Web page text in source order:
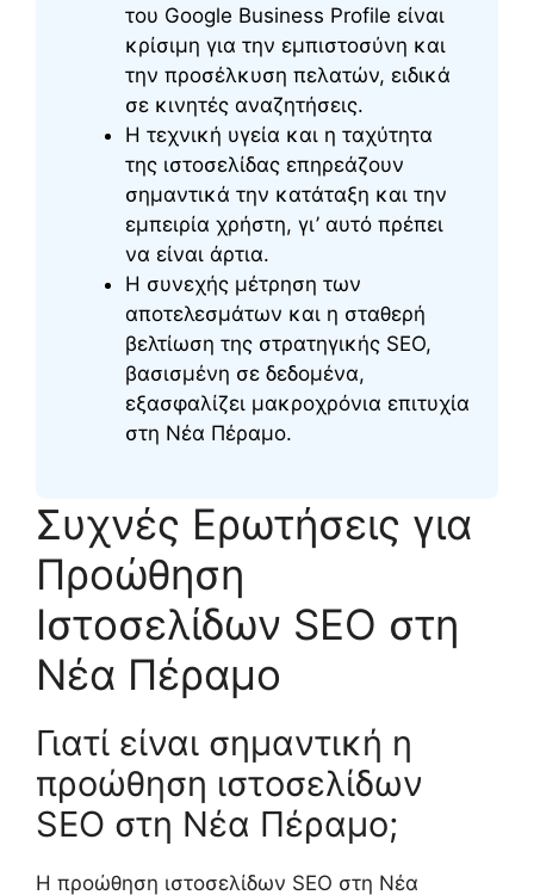
του Google Business Profile είναι
κρίσιμη για την εμπιστοσύνη και
την προσέλκυση πελατών, ειδικά
σε κινητές αναζητήσεις.
Η τεχνική υγεία και η ταχύτητα
της ιστοσελίδας επηρεάζουν
σημαντικά την κατάταξη και την
εμπειρία χρήστη, γι’ αυτό πρέπει
να είναι άρτια.
Η συνεχής μέτρηση των
αποτελεσμάτων και η σταθερή
βελτίωση της στρατηγικής SEO,
βασισμένη σε δεδομένα,
εξασφαλίζει μακροχρόνια επιτυχία
στη Νέα Πέραμο.
Συχνές Ερωτήσεις για
Προώθηση
Ιστοσελίδων SEO στη
Νέα Πέραμο
Γιατί είναι σημαντική η
προώθηση ιστοσελίδων
SEO στη Νέα Πέραμο;
Η προώθηση ιστοσελίδων SEO στη Νέα